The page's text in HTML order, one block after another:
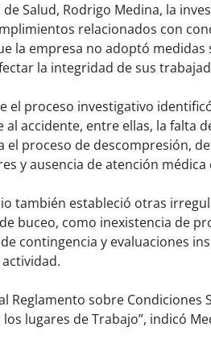
Salud, Rodrigo Medina, la
relacionados con
la empresa no adoptó
la integridad de sus
el proceso investigativo
accidente, entre ellas, la falta
el proceso de descompresión,
y ausencia de atención
también estableció otras
buceo, como inexistencia de
contingencia y evaluaciones
Reglamento sobre Condiciones
lugares de Trabajo”, indicó